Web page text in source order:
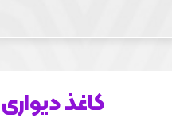
کاغذ